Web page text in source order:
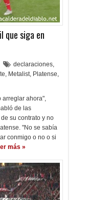
que siga en
declaraciones,
, Metalist, Platense,
arreglar ahora",
de las
su contrato y no
"No se sabía
conmigo o no o si
más »